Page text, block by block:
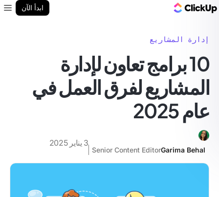
ابدأ الآن
إدارة المشاريع
10 برامج تعاون لإدارة
المشاريع لفرق العمل في
عام 2025
Garima Behal
Senior Content Editor
3 يناير 2025